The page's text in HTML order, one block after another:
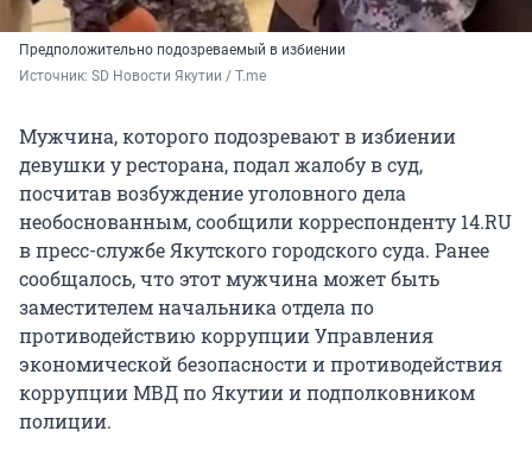
Предположительно подозреваемый в избиении
Источник: SD Новости Якутии / T.me
Мужчина, которого подозревают в избиении
девушки у ресторана, подал жалобу в суд,
посчитав возбуждение уголовного дела
необоснованным, сообщили корреспонденту 14.RU
в пресс-службе Якутского городского суда. Ранее
сообщалось, что этот мужчина может быть
заместителем начальника отдела по
противодействию коррупции Управления
экономической безопасности и противодействия
коррупции МВД по Якутии и подполковником
полиции.